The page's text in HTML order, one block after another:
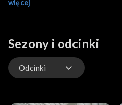
trzy lata przed powstaniem
zbiorach Muzeum Narodowego
największych malowideł z tamtego
więcej
Sezony i odcinki
Odcinki